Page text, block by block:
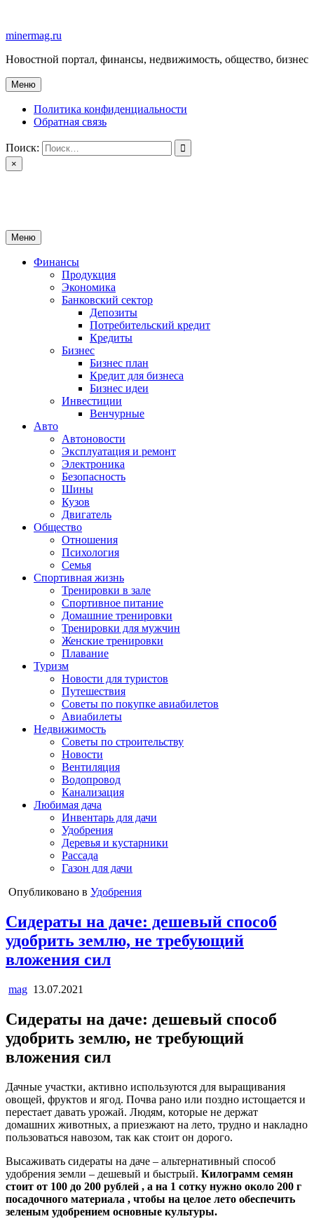
содержимому
minermag.ru
Новостной портал, финансы, недвижимость, общество, бизнес
Меню
Политика конфиденциальности
Обратная связь
Поиск:
×
Меню
Финансы
Продукция
Экономика
Банковский сектор
Депозиты
Потребительский кредит
Кредиты
Бизнес
Бизнес план
Кредит для бизнеса
Бизнес идеи
Инвестиции
Венчурные
Авто
Автоновости
Эксплуатация и ремонт
Электроника
Безопасность
Шины
Кузов
Двигатель
Общество
Отношения
Психология
Семья
Спортивная жизнь
Тренировки в зале
Спортивное питание
Домашние тренировки
Тренировки для мужчин
Женские тренировки
Плавание
Туризм
Новости для туристов
Путешествия
Советы по покупке авиабилетов
Авиабилеты
Недвижимость
Советы по строительству
Новости
Вентиляция
Водопровод
Канализация
Любимая дача
Инвентарь для дачи
Удобрения
Деревья и кустарники
Рассада
Газон для дачи
Опубликовано в Удобрения
Сидераты на даче: дешевый способ
удобрить землю, не требующий
вложения сил
mag 13.07.2021
Сидераты на даче: дешевый способ
удобрить землю, не требующий
вложения сил
Дачные участки, активно используются для выращивания
овощей, фруктов и ягод. Почва рано или поздно истощается и
перестает давать урожай. Людям, которые не держат
домашних животных, а приезжают на лето, трудно и накладно
пользоваться навозом, так как стоит он дорого.
Высаживать сидераты на даче – альтернативный способ
удобрения земли – дешевый и быстрый. Килограмм семян
стоит от 100 до 200 рублей , а на 1 сотку нужно около 200 г
посадочного материала , чтобы на целое лето обеспечить
зеленым удобрением основные культуры.